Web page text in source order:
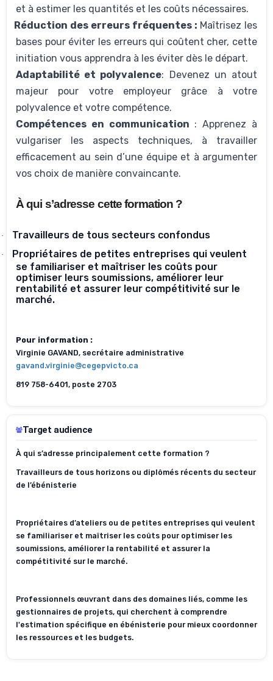
et à estimer les quantités et les coûts nécessaires.
Réduction des erreurs fréquentes : Maîtrisez les
bases pour éviter les erreurs qui coûtent cher, cette
initiation vous apprendra à les éviter dès le départ.
Adaptabilité et polyvalence: Devenez un atout
majeur pour votre employeur grâce à votre
polyvalence et votre compétence.
Compétences en communication : Apprenez à
vulgariser les aspects techniques, à travailler
efficacement au sein d’une équipe et à argumenter
vos choix de manière convaincante.
À qui s’adresse cette formation ?
· Travailleurs de tous secteurs confondus
·
Propriétaires de petites entreprises qui veulent
se familiariser et maîtriser les coûts pour
optimiser leurs soumissions, améliorer leur
rentabilité et assurer leur compétitivité sur le
marché.
Pour information :
Virginie GAVAND, secrétaire administrative
gavand.virginie@cegepvicto.ca
819 758-6401, poste 2703
Target audience
À qui s’adresse principalement cette formation ?
Travailleurs de tous horizons ou diplômés récents du secteur
de l’ébénisterie
Propriétaires d’ateliers ou de petites entreprises qui veulent
se familiariser et maîtriser les coûts pour optimiser les
soumissions, améliorer la rentabilité et assurer la
compétitivité sur le marché.
Professionnels œuvrant dans des domaines liés, comme les
gestionnaires de projets, qui cherchent à comprendre
l'estimation spécifique en ébénisterie pour mieux coordonner
les ressources et les budgets.